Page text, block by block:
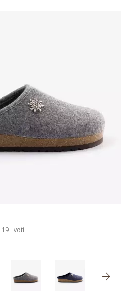
19 voti